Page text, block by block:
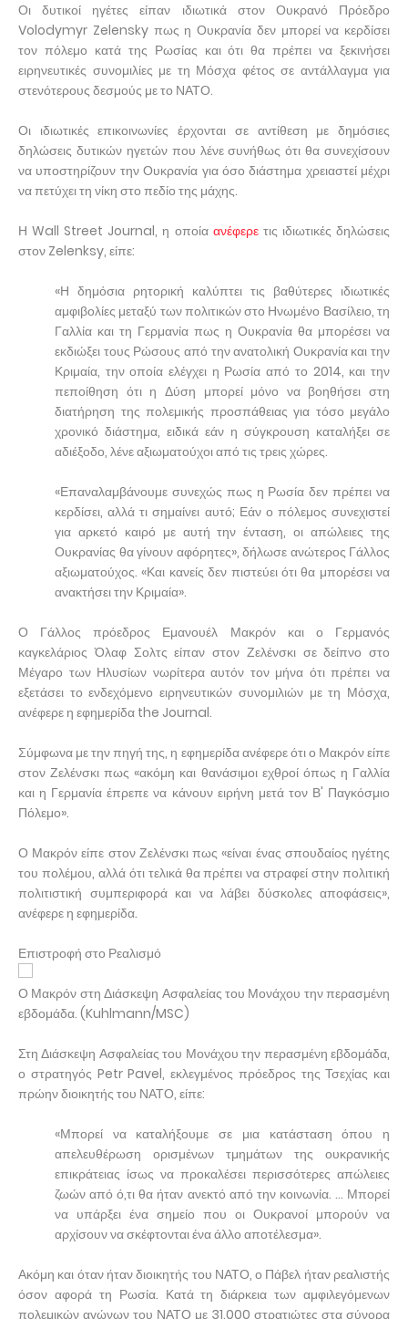
Οι δυτικοί ηγέτες είπαν ιδιωτικά στον Ουκρανό Πρόεδρο
Volodymyr Zelensky πως η Ουκρανία δεν μπορεί να κερδίσει
τον πόλεμο κατά της Ρωσίας και ότι θα πρέπει να ξεκινήσει
ειρηνευτικές συνομιλίες με τη Μόσχα φέτος σε αντάλλαγμα για
στενότερους δεσμούς με το ΝΑΤΟ.
Οι ιδιωτικές επικοινωνίες έρχονται σε αντίθεση με δημόσιες
δηλώσεις δυτικών ηγετών που λένε συνήθως ότι θα συνεχίσουν
να υποστηρίζουν την Ουκρανία για όσο διάστημα χρειαστεί μέχρι
να πετύχει τη νίκη στο πεδίο της μάχης.
Η Wall Street Journal, η οποία ανέφερετις ιδιωτικές δηλώσεις
στον Zelenksy, είπε:
«Η δημόσια ρητορική καλύπτει τις βαθύτερες ιδιωτικές
αμφιβολίες μεταξύ των πολιτικών στο Ηνωμένο Βασίλειο, τη
Γαλλία και τη Γερμανία πως η Ουκρανία θα μπορέσει να
εκδιώξει τους Ρώσους από την ανατολική Ουκρανία και την
Κριμαία, την οποία ελέγχει η Ρωσία από το 2014, και την
πεποίθηση ότι η Δύση μπορεί μόνο να βοηθήσει στη
διατήρηση της πολεμικής προσπάθειας για τόσο μεγάλο
χρονικό διάστημα, ειδικά εάν η σύγκρουση καταλήξει σε
αδιέξοδο, λένε αξιωματούχοι από τις τρεις χώρες.
«Επαναλαμβάνουμε συνεχώς πως η Ρωσία δεν πρέπει να
κερδίσει, αλλά τι σημαίνει αυτό; Εάν ο πόλεμος συνεχιστεί
για αρκετό καιρό με αυτή την ένταση, οι απώλειες της
Ουκρανίας θα γίνουν αφόρητες», δήλωσε ανώτερος Γάλλος
αξιωματούχος. «Και κανείς δεν πιστεύει ότι θα μπορέσει να
ανακτήσει την Κριμαία».
Ο Γάλλος πρόεδρος Εμανουέλ Μακρόν και ο Γερμανός
καγκελάριος Όλαφ Σολτς είπαν στον Ζελένσκι σε δείπνο στο
Μέγαρο των Ηλυσίων νωρίτερα αυτόν τον μήνα ότι πρέπει να
εξετάσει το ενδεχόμενο ειρηνευτικών συνομιλιών με τη Μόσχα,
ανέφερε η εφημερίδα the Journal.
Σύμφωνα με την πηγή της, η εφημερίδα ανέφερε ότι ο Μακρόν είπε
στον Ζελένσκι πως «ακόμη και θανάσιμοι εχθροί όπως η Γαλλία
και η Γερμανία έπρεπε να κάνουν ειρήνη μετά τον Β' Παγκόσμιο
Πόλεμο».
Ο Μακρόν είπε στον Ζελένσκι πως «είναι ένας σπουδαίος ηγέτης
του πολέμου, αλλά ότι τελικά θα πρέπει να στραφεί στην πολιτική
πολιτιστική συμπεριφορά και να λάβει δύσκολες αποφάσεις»,
ανέφερε η εφημερίδα.
Επιστροφή στο Ρεαλισμό
Ο Μακρόν στη Διάσκεψη Ασφαλείας του Μονάχου την περασμένη
εβδομάδα. (Kuhlmann/MSC)
Στη Διάσκεψη Ασφαλείας του Μονάχου την περασμένη εβδομάδα,
ο στρατηγός Petr Pavel, εκλεγμένος πρόεδρος της Τσεχίας και
πρώην διοικητής του ΝΑΤΟ, είπε:
«Μπορεί να καταλήξουμε σε μια κατάσταση όπου η
απελευθέρωση ορισμένων τμημάτων της ουκρανικής
επικράτειας ίσως να προκαλέσει περισσότερες απώλειες
ζωών από ό,τι θα ήταν ανεκτό από την κοινωνία. … Μπορεί
να υπάρξει ένα σημείο που οι Ουκρανοί μπορούν να
αρχίσουν να σκέφτονται ένα άλλο αποτέλεσμα».
Ακόμη και όταν ήταν διοικητής του ΝΑΤΟ, ο Πάβελ ήταν ρεαλιστής
όσον αφορά τη Ρωσία. Κατά τη διάρκεια των αμφιλεγόμενων
πολεμικών αγώνων του ΝΑΤΟ με 31.000 στρατιώτες στα σύνορα